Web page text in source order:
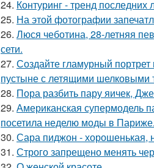
24. Контуринг - тренд последних
25. На этой фотографии
26. Люся чеботина, 28-летняя
сети.
27. Создайте гламурный
пустыне с летящими шелковыми
28. Пора разбить пару яичек,
29. Американская супермодель
посетила неделю моды в Париже.
30. Сара пиджон - хорошенькая,
31. Строго запрещено менять